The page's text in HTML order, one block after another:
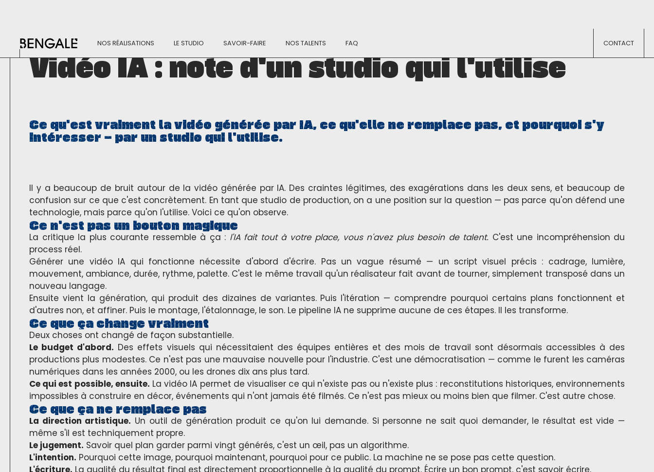
NOS RÉALISATIONS LE STUDIO SAVOIR-FAIRE NOS TALENTS FAQ CONTACT
Vidéo IA : note d'un studio qui l'utilise
Ce qu'est vraiment la vidéo générée par IA, ce qu'elle ne remplace pas, et pourquoi s'y
intéresser — par un studio qui l'utilise.
Il y a beaucoup de bruit autour de la vidéo générée par IA. Des craintes légitimes, des exagérations dans les deux sens, et beaucoup de
confusion sur ce que c'est concrètement. En tant que studio de production, on a une position sur la question — pas parce qu'on défend une
technologie, mais parce qu'on l'utilise. Voici ce qu'on observe.
Ce n'est pas un bouton magique
La critique la plus courante ressemble à ça : l'IA fait tout à votre place, vous n'avez plus besoin de talent. C'est une incompréhension du
process réel.
Générer une vidéo IA qui fonctionne nécessite d'abord d'écrire. Pas un vague résumé — un script visuel précis : cadrage, lumière,
mouvement, ambiance, durée, rythme, palette. C'est le même travail qu'un réalisateur fait avant de tourner, simplement transposé dans un
nouveau langage.
Ensuite vient la génération, qui produit des dizaines de variantes. Puis l'itération — comprendre pourquoi certains plans fonctionnent et
d'autres non, et affiner. Puis le montage, l'étalonnage, le son. Le pipeline IA ne supprime aucune de ces étapes. Il les transforme.
Ce que ça change vraiment
Deux choses ont changé de façon substantielle.
Le budget d'abord. Des effets visuels qui nécessitaient des équipes entières et des mois de travail sont désormais accessibles à des
productions plus modestes. Ce n'est pas une mauvaise nouvelle pour l'industrie. C'est une démocratisation — comme le furent les caméras
numériques dans les années 2000, ou les drones dix ans plus tard.
Ce qui est possible, ensuite. La vidéo IA permet de visualiser ce qui n'existe pas ou n'existe plus : reconstitutions historiques, environnements
impossibles à construire en décor, événements qui n'ont jamais été filmés. Ce n'est pas mieux ou moins bien que filmer. C'est autre chose.
Ce que ça ne remplace pas
La direction artistique. Un outil de génération produit ce qu'on lui demande. Si personne ne sait quoi demander, le résultat est vide —
même s'il est techniquement propre.
Le jugement. Savoir quel plan garder parmi vingt générés, c'est un œil, pas un algorithme.
L'intention. Pourquoi cette image, pourquoi maintenant, pourquoi pour ce public. La machine ne se pose pas cette question.
L'écriture. La qualité du résultat final est directement proportionnelle à la qualité du prompt. Écrire un bon prompt, c'est savoir écrire.